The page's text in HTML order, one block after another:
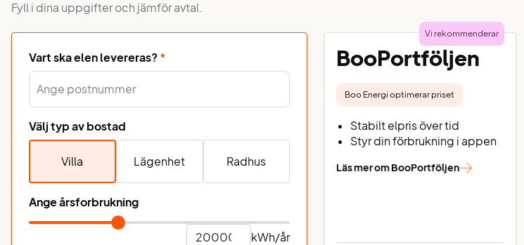
Fyll i dina uppgifter och jämför avtal.
Vart ska elen levereras? *
Välj typ av bostad
Villa Lägenhet Radhus
Ange årsforbrukning
kWh/år
Vi rekommenderar
BooPortföljen
Boo Energi optimerar priset
Stabilt elpris över tid
Styr din förbrukning i appen
Läs mer om BooPortföljen